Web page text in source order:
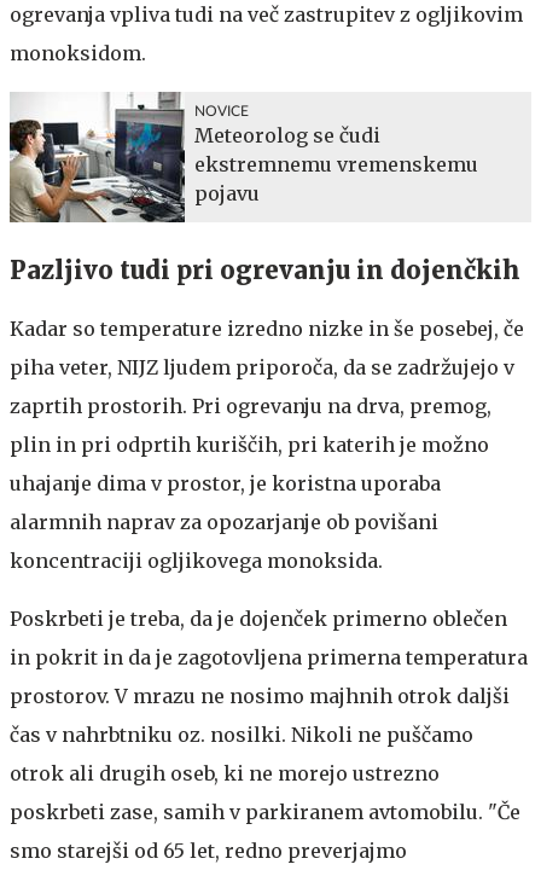
ogrevanja vpliva tudi na več zastrupitev z ogljikovim
monoksidom.
NOVICE
Meteorolog se čudi
ekstremnemu vremenskemu
pojavu
Pazljivo tudi pri ogrevanju in dojenčkih
Kadar so temperature izredno nizke in še posebej, če
piha veter, NIJZ ljudem priporoča, da se zadržujejo v
zaprtih prostorih. Pri ogrevanju na drva, premog,
plin in pri odprtih kuriščih, pri katerih je možno
uhajanje dima v prostor, je koristna uporaba
alarmnih naprav za opozarjanje ob povišani
koncentraciji ogljikovega monoksida.
Poskrbeti je treba, da je dojenček primerno oblečen
in pokrit in da je zagotovljena primerna temperatura
prostorov. V mrazu ne nosimo majhnih otrok daljši
čas v nahrbtniku oz. nosilki. Nikoli ne puščamo
otrok ali drugih oseb, ki ne morejo ustrezno
poskrbeti zase, samih v parkiranem avtomobilu. "Če
smo starejši od 65 let, redno preverjajmo